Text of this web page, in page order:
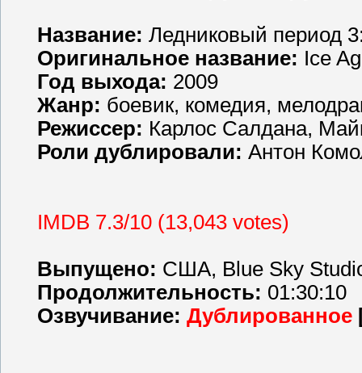
Название: Ледниковый период
Оригинальное название: Ice
Год выхода: 2009
Жанр: боевик, комедия,
Режиссер: Карлос Салдана,
Роли дублировали: Антон
IMDB 7.3/10 (13,043 votes)
Выпущено: США, Blue Sky
Продолжительность: 01:30:10
Озвучивание: Дублированное